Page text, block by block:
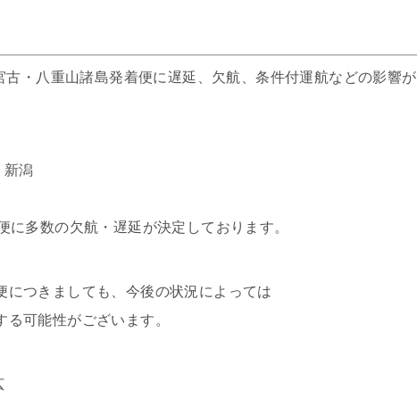
・八重山諸島発着便に遅延、欠航、条件付運航などの影響が
潟
多数の欠航・遅延が決定しております。
つきましても、今後の状況によっては
可能性がございます。